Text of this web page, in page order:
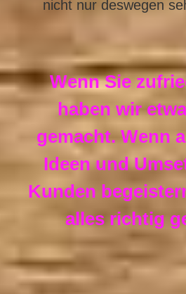
nicht nur deswegen
Wenn Sie
haben wir
gemacht. Wenn
Ideen und
Kunden
alles richtig